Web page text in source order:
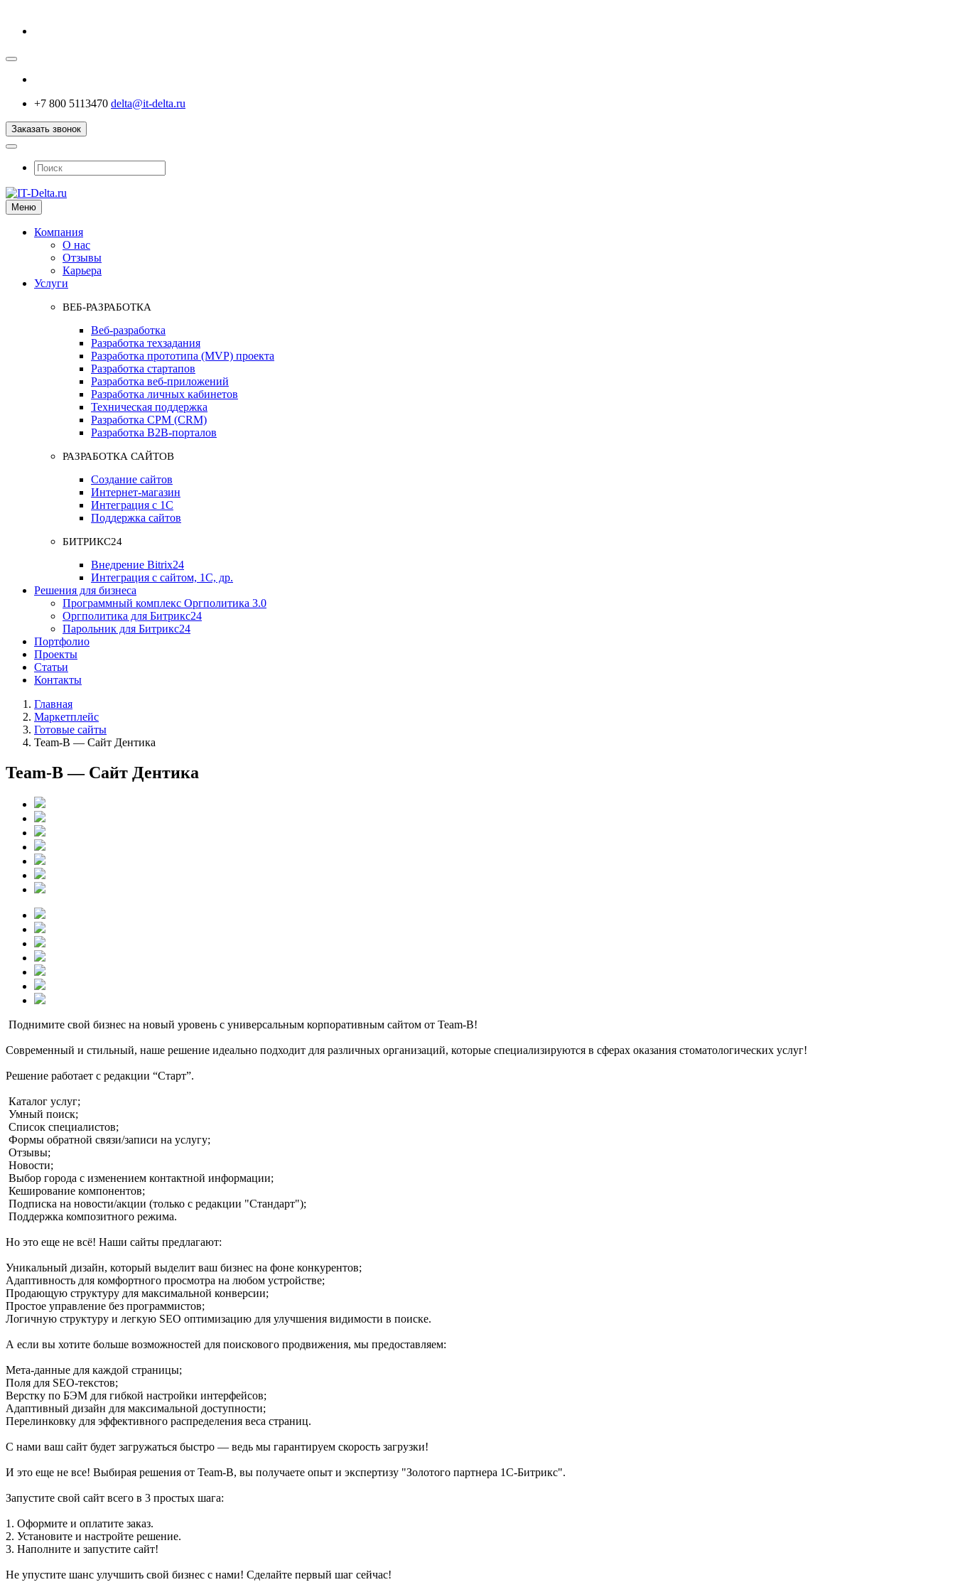
+7 800 5113470 delta@it-delta.ru
Заказать звонок
Меню
Компания
О нас
Отзывы
Карьера
Услуги
ВЕБ-РАЗРАБОТКА
Веб-разработка
Разработка техзадания
Разработка прототипа (MVP) проекта
Разработка стартапов
Разработка веб-приложений
Разработка личных кабинетов
Техническая поддержка
Разработка СРМ (CRM)
Разработка B2B-порталов
РАЗРАБОТКА САЙТОВ
Создание сайтов
Интернет-магазин
Интеграция с 1С
Поддержка сайтов
БИТРИКС24
Внедрение Bitrix24
Интеграция с сайтом, 1С, др.
Решения для бизнеса
Программный комплекс Оргполитика 3.0
Оргполитика для Битрикс24
Парольник для Битрикс24
Портфолио
Проекты
Статьи
Контакты
Главная
Маркетплейс
Готовые сайты
Team-B — Сайт Дентика
Team-B — Сайт Дентика
Поднимите свой бизнес на новый уровень с универсальным корпоративным сайтом от Team-B!
Современный и стильный, наше решение идеально подходит для различных организаций, которые специализируются в сферах оказания стоматологических услуг!
Решение работает с редакции “Старт”.
Каталог услуг;
Умный поиск;
Список специалистов;
Формы обратной связи/записи на услугу;
Отзывы;
Новости;
Выбор города с изменением контактной информации;
Кеширование компонентов;
Подписка на новости/акции (только с редакции "Стандарт");
Поддержка композитного режима.
Но это еще не всё! Наши сайты предлагают:
Уникальный дизайн, который выделит ваш бизнес на фоне конкурентов;
Адаптивность для комфортного просмотра на любом устройстве;
Продающую структуру для максимальной конверсии;
Простое управление без программистов;
Логичную структуру и легкую SEO оптимизацию для улучшения видимости в поиске.
А если вы хотите больше возможностей для поискового продвижения, мы предоставляем:
Мета-данные для каждой страницы;
Поля для SEO-текстов;
Верстку по БЭМ для гибкой настройки интерфейсов;
Адаптивный дизайн для максимальной доступности;
Перелинковку для эффективного распределения веса страниц.
С нами ваш сайт будет загружаться быстро — ведь мы гарантируем скорость загрузки!
И это еще не все! Выбирая решения от Team-B, вы получаете опыт и экспертизу "Золотого партнера 1С-Битрикс".
Запустите свой сайт всего в 3 простых шага:
1. Оформите и оплатите заказ.
2. Установите и настройте решение.
3. Наполните и запустите сайт!
Не упустите шанс улучшить свой бизнес с нами! Сделайте первый шаг сейчас!